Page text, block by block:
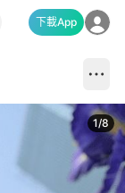
下載App
1/8